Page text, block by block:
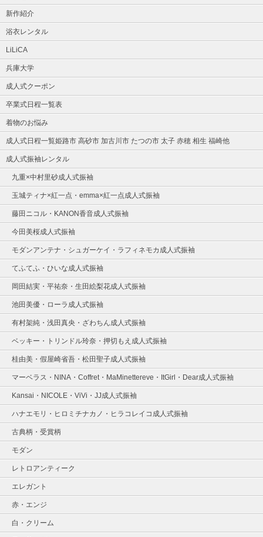
新作紹介
浴衣レンタル
LiLiCA
兵庫大学
成人式クーポン
卒業式日程一覧表
着物のお悩み
成人式日程一覧姫路市 高砂市 加古川市 たつの市 太子 赤穂 相生 福崎他
成人式振袖レンタル
九重×中村里砂成人式振袖
玉城ティナ×紅一点・emma×紅一点成人式振袖
藤田ニコル・KANON香音成人式振袖
今田美桜成人式振袖
モダンアンテナ・シュガーケイ・ラフィネモカ成人式振袖
てふてふ・ひいな成人式振袖
岡田結実・平祐奈・生田絵梨花成人式振袖
池田美優・ローラ成人式振袖
有村架純・浅田真央・ざわちん成人式振袖
ベッキー・トリンドル玲奈・押切もえ成人式振袖
桂由美・假屋崎省吾・松田聖子成人式振袖
マーベラス・NINA・Coffret・MaMinettereve・ItGirl・Dear成人式振袖
Kansai・NICOLE・ViVi・JJ成人式振袖
ハナエモリ・ヒロミチナカノ・ヒラコレイコ成人式振袖
古典柄・受賞柄
モダン
レトロアンティーク
エレガント
赤・エンジ
白・クリーム